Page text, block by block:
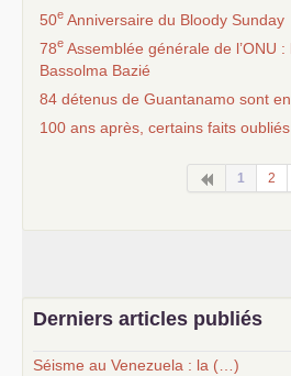
50e Anniversaire du Bloody Sunday
78e Assemblée générale de l’ONU :
Bassolma Bazié
84 détenus de Guantanamo sont
100 ans après, certains faits
1 2
Derniers articles publiés
Séisme au Venezuela : la (…)